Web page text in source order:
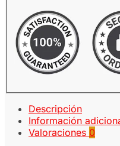
Descripción
Información
Valoraciones 0